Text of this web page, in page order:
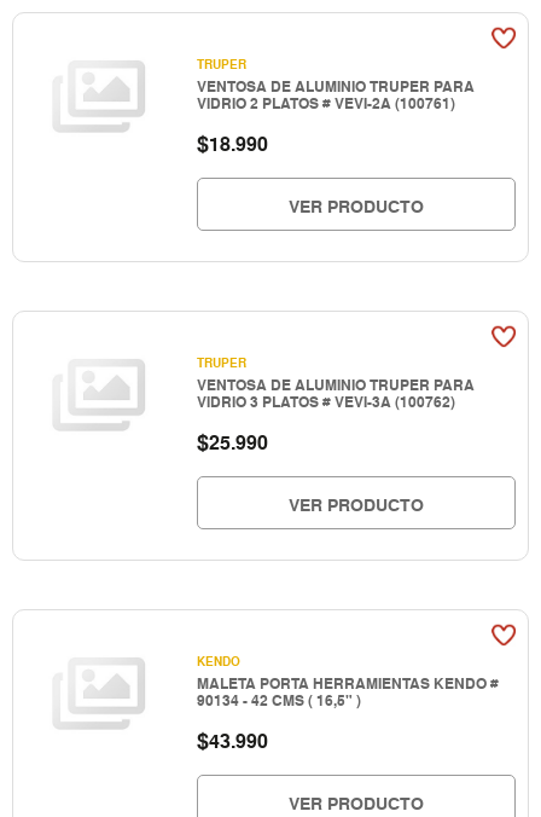
TRUPER
VENTOSA DE ALUMINIO TRUPER PARA
VIDRIO 2 PLATOS # VEVI-2A (100761)
$18.990
VER PRODUCTO
TRUPER
VENTOSA DE ALUMINIO TRUPER PARA
VIDRIO 3 PLATOS # VEVI-3A (100762)
$25.990
VER PRODUCTO
KENDO
MALETA PORTA HERRAMIENTAS KENDO #
90134 - 42 CMS ( 16,5" )
$43.990
VER PRODUCTO